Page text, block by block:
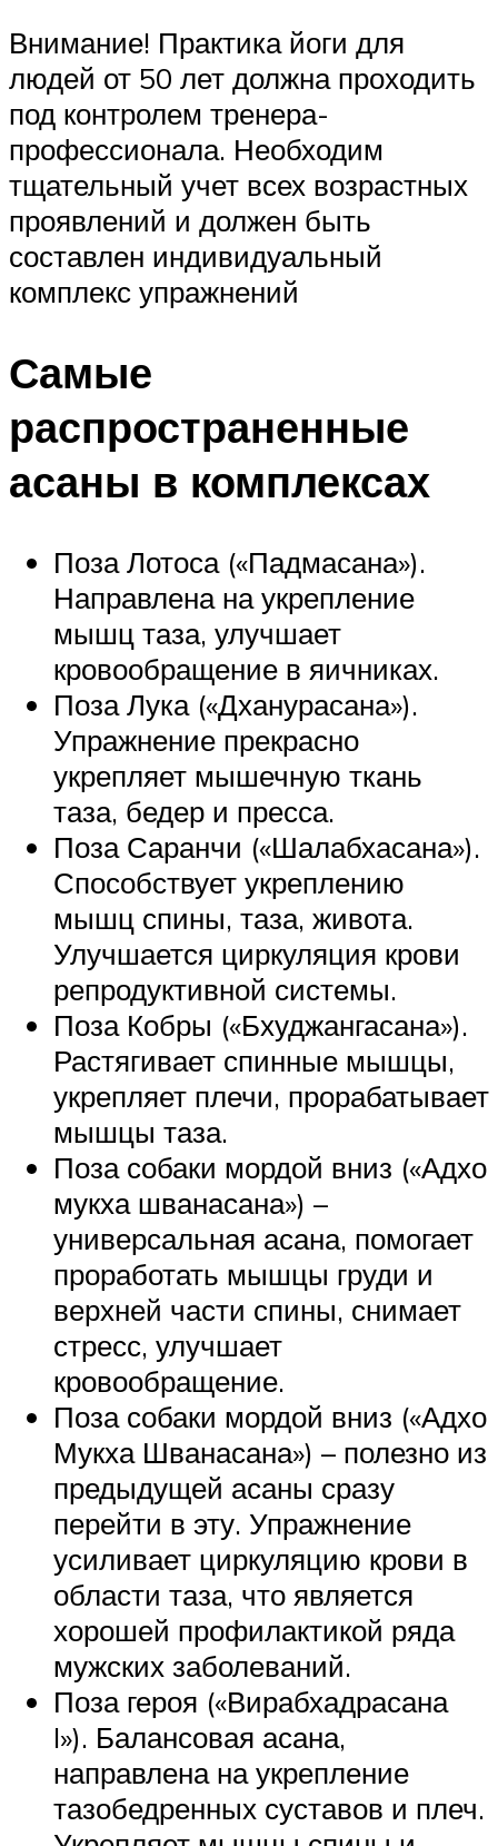
Внимание! Практика йоги для
людей от 50 лет должна проходить
под контролем тренера-
профессионала. Необходим
тщательный учет всех возрастных
проявлений и должен быть
составлен индивидуальный
комплекс упражнений
Самые
распространенные
асаны в комплексах
Поза Лотоса («Падмасана»).
Направлена на укрепление
мышц таза, улучшает
кровообращение в яичниках.
Поза Лука («Дханурасана»).
Упражнение прекрасно
укрепляет мышечную ткань
таза, бедер и пресса.
Поза Саранчи («Шалабхасана»).
Способствует укреплению
мышц спины, таза, живота.
Улучшается циркуляция крови
репродуктивной системы.
Поза Кобры («Бхуджангасана»).
Растягивает спинные мышцы,
укрепляет плечи, прорабатывает
мышцы таза.
Поза собаки мордой вниз («Адхо
мукха шванасана») –
универсальная асана, помогает
проработать мышцы груди и
верхней части спины, снимает
стресс, улучшает
кровообращение.
Поза собаки мордой вниз («Адхо
Мукха Шванасана») – полезно из
предыдущей асаны сразу
перейти в эту. Упражнение
усиливает циркуляцию крови в
области таза, что является
хорошей профилактикой ряда
мужских заболеваний.
Поза героя («Вирабхадрасана
I»). Балансовая асана,
направлена на укрепление
тазобедренных суставов и плеч.